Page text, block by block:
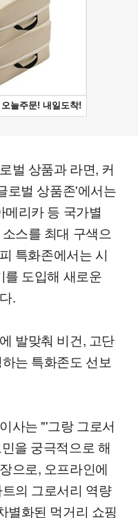
벌 상품과 라면, 커
로벌 상품존'에서는
리카 등 국가별
스를 최대 구색으
특화존에서는 시
를 도입해 새로운
.
발맞춰 비건, 고단
는 특화존도 선보
사는 "'그랑 그로서
을 궁극적으로 해
으로, 오프라인에
의 그로서리 역량
별화된 먹거리 쇼핑